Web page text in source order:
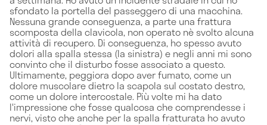
sfondato la portella del passeggero di una macchina.
Nessuna grande conseguenza, a parte una frattura
scomposta della clavicola, non operato nè svolto alcuna
attività di recupero. Di conseguenza, ho spesso avuto
dolori alla spalla stessa (la sinistra) e negli anni mi sono
convinto che il disturbo fosse associato a questo.
Ultimamente, peggiora dopo aver fumato, come un
dolore muscolare dietro la scapola sul costato destro,
come un dolore intercostale. Più volte mi ha dato
l'impressione che fosse qualcosa che comprendesse i
nervi, visto che anche per la spalla fratturata ho avuto